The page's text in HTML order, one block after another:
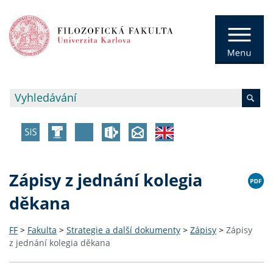
Zápisy z jednání kolegia
děkana
FF > Fakulta > Strategie a další dokumenty > Zápisy > Zápisy
z jednání kolegia děkana